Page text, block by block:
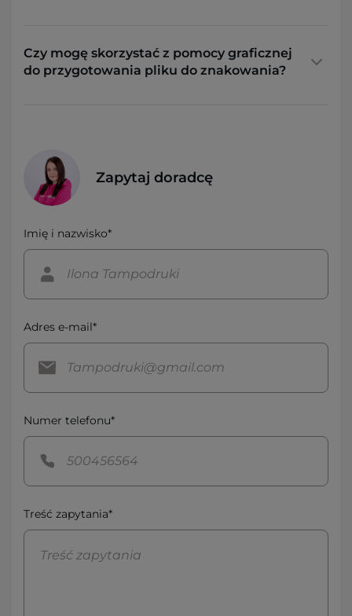
Czy mogę skorzystać z pomocy graficznej
do przygotowania pliku do znakowania?
Zapytaj doradcę
Imię i nazwisko*
Adres e-mail*
Numer telefonu*
Treść zapytania*